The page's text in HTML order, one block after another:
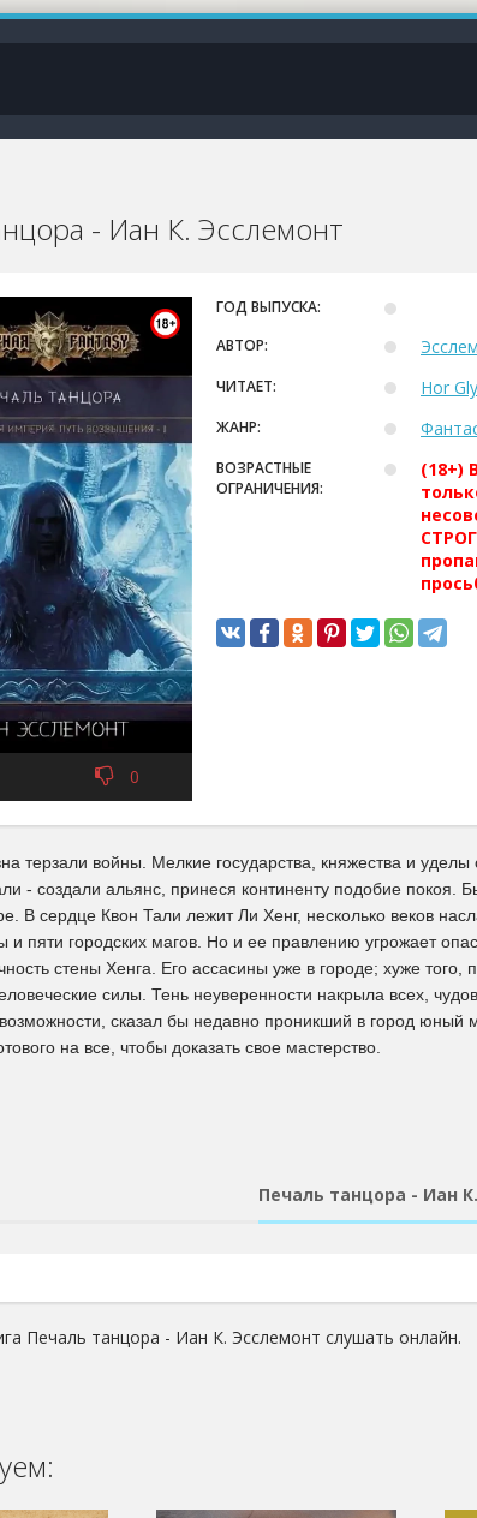
- Иан К. Эсслемонт
0
ГОД ВЫПУСКА:
АВТОР:
ЧИТАЕТ: Hor
ЖАНР:
ВОЗРАСТНЫЕ
ОГРАНИЧЕНИЯ:
(18+)
терзали войны. Мелкие государства, княжества и
- создали альянс, принеся континенту подобие
В сердце Квон Тали лежит Ли Хенг, несколько веков
и пяти городских магов. Но и ее правлению угрожает
стены Хенга. Его ассасины уже в городе; хуже того,
силы. Тень неуверенности накрыла всех,
сказал бы недавно проникший в город
на все, чтобы доказать свое мастерство.
Печаль танцора - Иан
Печаль танцора - Иан К. Эсслемонт слушать онлайн.